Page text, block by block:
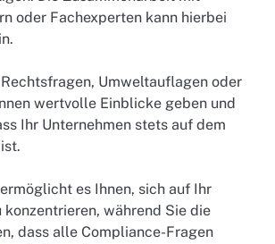
oder Fachexperten kann hierbei
Umweltauflagen oder
wertvolle Einblicke geben und
Ihr Unternehmen stets auf dem
es Ihnen, sich auf Ihr
konzentrieren, während Sie die
dass alle Compliance-Fragen